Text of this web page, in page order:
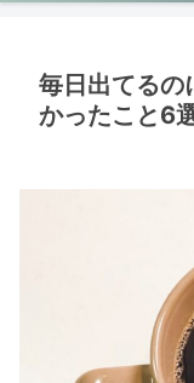
毎日出てるの
かったこと6